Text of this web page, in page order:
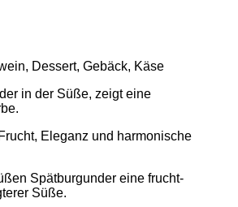
Dessert, Gebäck, Käse
in der Süße, zeigt eine
Eleganz und harmonische
Spätburgunder eine frucht-
Süße.